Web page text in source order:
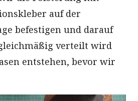
auf der
befestigen und darauf
verteilt wird
entstehen, bevor wir